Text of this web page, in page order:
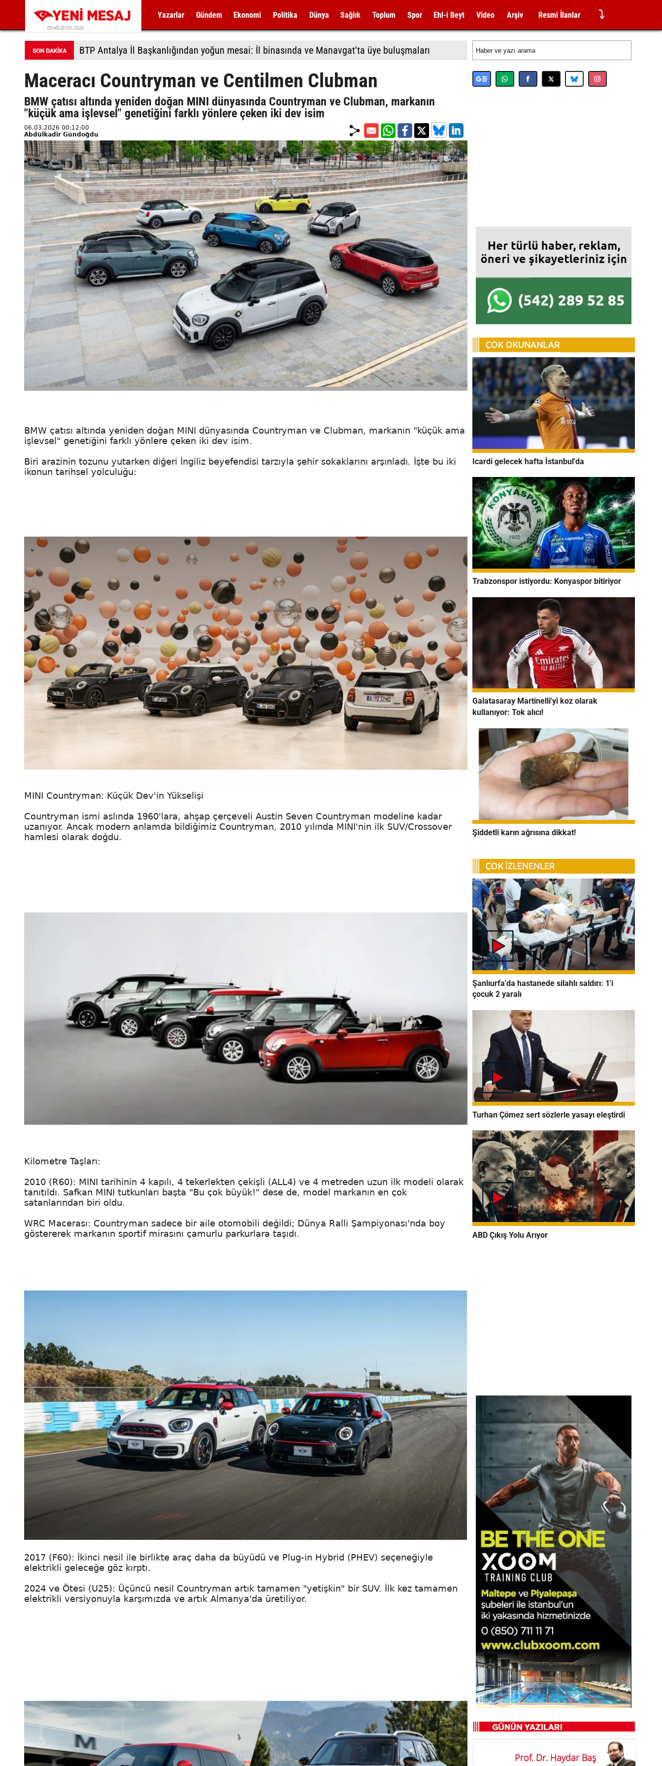
09 AĞUSTOS 2026
Yazarlar Gündem Ekonomi Politika Dünya Sağlık Toplum Spor Ehl-i Beyt Video Arşiv Resmi İlanlar ⤵
BTP Antalya İl Başkanlığından yoğun mesai: İl binasında ve Manavgat'ta üye buluşmaları
Maceracı Countryman ve Centilmen Clubman
BMW çatısı altında yeniden doğan MINI dünyasında Countryman ve Clubman, markanın
"küçük ama işlevsel" genetiğini farklı yönlere çeken iki dev isim
06.03.2026 00:12:00
Abdülkadir Gündoğdu
BMW çatısı altında yeniden doğan MINI dünyasında Countryman ve Clubman, markanın "küçük ama
işlevsel" genetiğini farklı yönlere çeken iki dev isim.
Biri arazinin tozunu yutarken diğeri İngiliz beyefendisi tarzıyla şehir sokaklarını arşınladı. İşte bu iki
ikonun tarihsel yolculuğu:
MINI Countryman: Küçük Dev'in Yükselişi
Countryman ismi aslında 1960'lara, ahşap çerçeveli Austin Seven Countryman modeline kadar
uzanıyor. Ancak modern anlamda bildiğimiz Countryman, 2010 yılında MINI'nin ilk SUV/Crossover
hamlesi olarak doğdu.
Kilometre Taşları:
2010 (R60): MINI tarihinin 4 kapılı, 4 tekerlekten çekişli (ALL4) ve 4 metreden uzun ilk modeli olarak
tanıtıldı. Safkan MINI tutkunları başta "Bu çok büyük!" dese de, model markanın en çok
satanlarından biri oldu.
WRC Macerası: Countryman sadece bir aile otomobili değildi; Dünya Ralli Şampiyonası'nda boy
göstererek markanın sportif mirasını çamurlu parkurlara taşıdı.
2017 (F60): İkinci nesil ile birlikte araç daha da büyüdü ve Plug-in Hybrid (PHEV) seçeneğiyle
elektrikli geleceğe göz kırptı.
2024 ve Ötesi (U25): Üçüncü nesil Countryman artık tamamen "yetişkin" bir SUV. İlk kez tamamen
elektrikli versiyonuyla karşımızda ve artık Almanya'da üretiliyor.
Icardi gelecek hafta İstanbul'da
Trabzonspor istiyordu: Konyaspor bitiriyor
Galatasaray Martinelli'yi koz olarak
kullanıyor: Tok alıcı!
Şiddetli karın ağrısına dikkat!
Şanlıurfa'da hastanede silahlı saldırı: 1'i
çocuk 2 yaralı
Turhan Çömez sert sözlerle yasayı eleştirdi
ABD Çıkış Yolu Arıyor
Prof. Dr. Haydar Baş